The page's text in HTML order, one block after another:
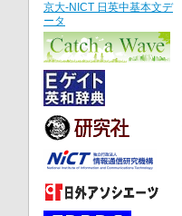
京大-NICT 日英中基本文デ
ータ